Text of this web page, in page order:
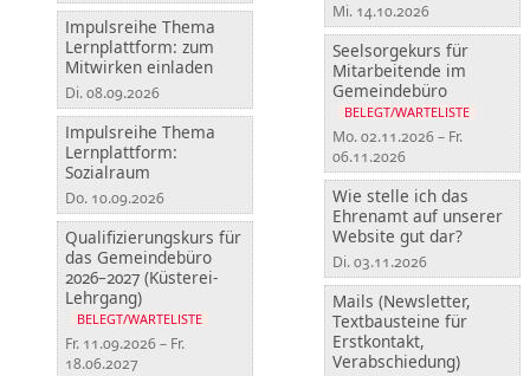
Impulsreihe Thema
Lernplattform: zum
Mitwirken einladen
Di. 08.09.2026
Impulsreihe Thema
Lernplattform:
Sozialraum
Do. 10.09.2026
Qualifizierungskurs für
das Gemeindebüro
2026–2027 (Küsterei-
Lehrgang)
BELEGT/WARTELISTE
Fr. 11.09.2026 – Fr.
18.06.2027
Mi. 14.10.2026
Seelsorgekurs für
Mitarbeitende im
Gemeindebüro
BELEGT/WARTELISTE
Mo. 02.11.2026 – Fr.
06.11.2026
Wie stelle ich das
Ehrenamt auf unserer
Website gut dar?
Di. 03.11.2026
Mails (Newsletter,
Textbausteine für
Erstkontakt,
Verabschiedung)